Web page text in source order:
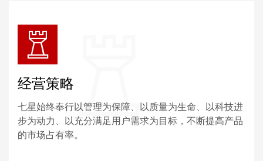
经营策略
七星始终奉行以管理为保障、以质量为生命、以科技进
步为动力、以充分满足用户需求为目标，不断提高产品
的市场占有率。